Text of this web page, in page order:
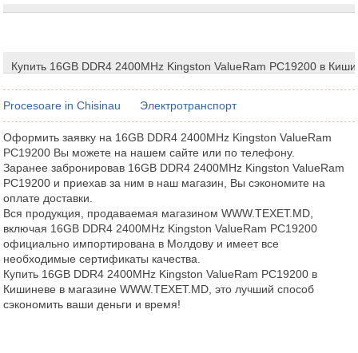
Купить 16GB DDR4 2400MHz Kingston ValueRam PC19200 в
Procesoare in Chisinau Электротранспорт
Оформить заявку на 16GB DDR4 2400MHz Kingston ValueRam
PC19200 Вы можете на нашем сайте или по телефону.
Заранее забронировав 16GB DDR4 2400MHz Kingston ValueRam
PC19200 и приехав за ним в наш магазин, Вы сэкономите на
оплате доставки.
Вся продукция, продаваемая магазином WWW.TEXET.MD,
включая 16GB DDR4 2400MHz Kingston ValueRam PC19200
официально импортирована в Молдову и имеет все
необходимые сертификаты качества.
Купить 16GB DDR4 2400MHz Kingston ValueRam PC19200 в
Кишиневе в магазине WWW.TEXET.MD, это лучший способ
сэкономить ваши деньги и время!